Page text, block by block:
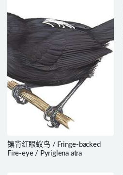
镶背红眼蚁鸟 / Fringe-backed
Fire-eye / Pyriglena atra